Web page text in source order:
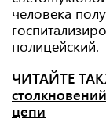
человека
полицейский.
ЧИТАЙТЕ
цепи